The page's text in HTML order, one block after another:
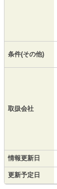
条件(その他)
取扱会社
情報更新日
更新予定日